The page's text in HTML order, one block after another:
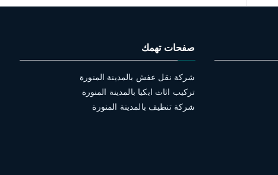
صفحات تهمك
شركة نقل عفش بالمدينة المنورة
تركيب اثاث ايكيا بالمدينة المنورة
شركة تنظيف بالمدينة المنورة